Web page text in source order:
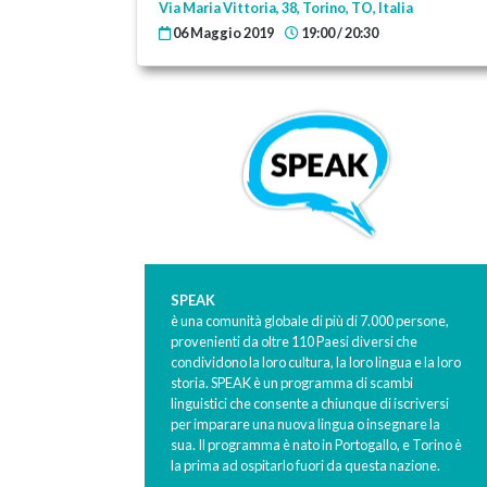
Via Maria Vittoria, 38, Torino, TO, Italia
06 Maggio 2019
19:00 / 20:30
SPEAK
è una comunità globale di più di ​7​.0​00 persone,
provenienti da oltre 110 Paesi diversi che
condividono la loro cultura, la loro lingua e la loro
storia.SPEAKè un programma di scambi
linguistici che consente a chiunque di iscriversi
per imparare una nuova lingua o insegnare la
sua. Il programma è nato in Portogallo, e Torino è
la prima ad ospitarlo fuori da questa nazione.